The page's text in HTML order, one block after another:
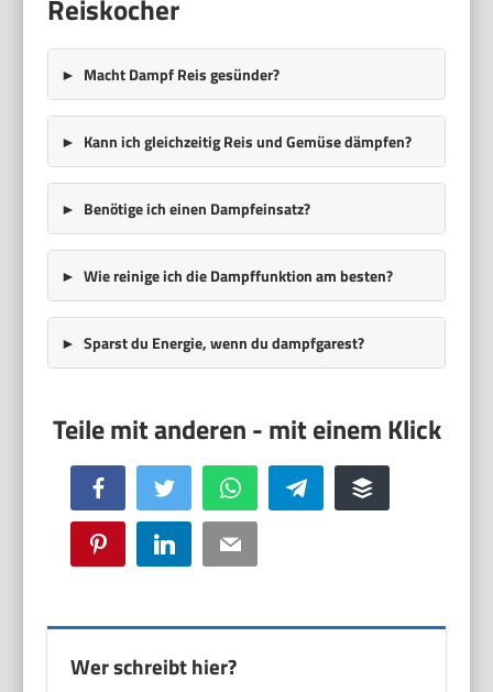
Reiskocher
Macht Dampf Reis gesünder?
Kann ich gleichzeitig Reis und Gemüse dämpfen?
Benötige ich einen Dampfeinsatz?
Wie reinige ich die Dampffunktion am besten?
Sparst du Energie, wenn du dampfgarest?
Facebook Twitter WhatsApp Telegram Buffer
Pinterest LinkedIn Email
Wer schreibt hier?